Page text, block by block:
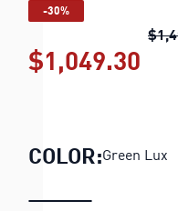
-30%
$1,049.30
COLOR:Green Lux